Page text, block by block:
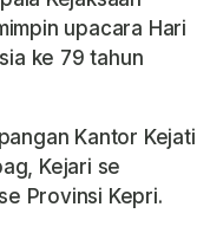
upacara Hari
ke 79 tahun
Kantor Kejati
Kejari se
Provinsi Kepri.